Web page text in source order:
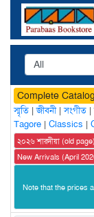
Complete Catalog
স্মৃতি |জীবনী|সংগীত |
Tagore | Classics |
২০২৬ শারদীয়া (old page)
New Arrivals (April
Note that the prices